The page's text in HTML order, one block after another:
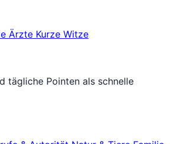
Ärzte Kurze Witze
tägliche Pointen als schnelle